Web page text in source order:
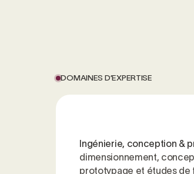
DOMAINES D’EXPERTISE
Ingénierie, conception &
dimensionnement,
prototypage et études de